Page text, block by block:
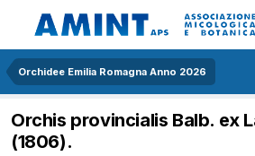
Orchidee Emilia Romagna Anno 2026
Orchis provincialis Balb. ex
(1806).